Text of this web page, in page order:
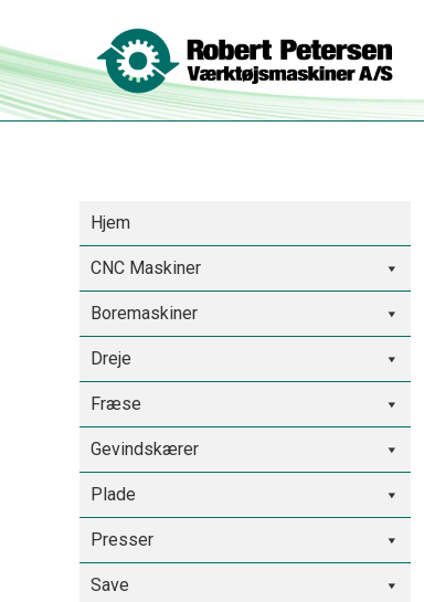
Hjem
CNC Maskiner
Boremaskiner
Dreje
Fræse
Gevindskærer
Plade
Presser
Save